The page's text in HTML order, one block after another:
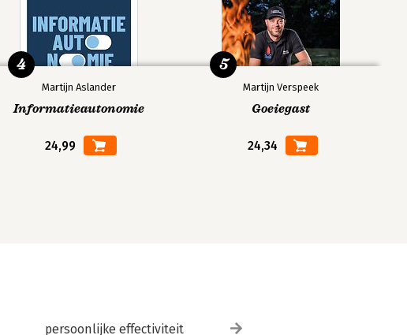
Martijn Aslander
Informatieautonomie
24,99
4
Martijn Verspeek
Goeiegast
24,34
5
persoonlijke effectiviteit